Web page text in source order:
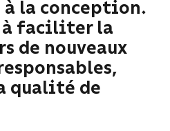
à la conception.
à faciliter la
de nouveaux
qualité de